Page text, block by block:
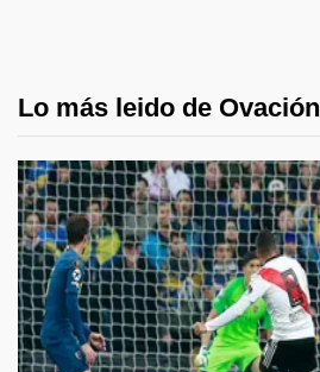
Lo más leido de Ovación